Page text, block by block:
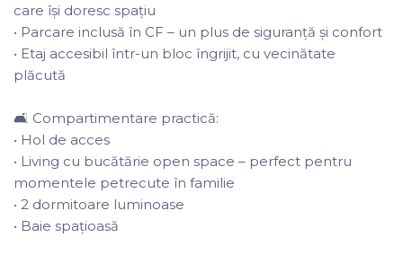
care își doresc spațiu
• Parcare inclusă în CF – un plus de siguranță și confort
• Etaj accesibil într-un bloc îngrijit, cu vecinătate
plăcută
🛋️ Compartimentare practică:
• Hol de acces
• Living cu bucătărie open space – perfect pentru
momentele petrecute în familie
• 2 dormitoare luminoase
• Baie spațioasă